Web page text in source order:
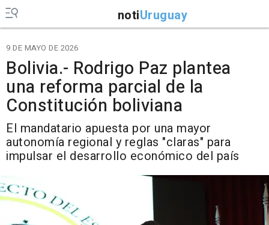
notiUruguay
9 DE MAYO DE 2026
Bolivia.- Rodrigo Paz plantea
una reforma parcial de la
Constitución boliviana
El mandatario apuesta por una mayor
autonomía regional y reglas "claras" para
impulsar el desarrollo económico del país